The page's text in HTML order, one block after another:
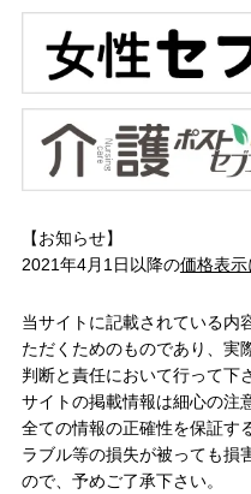
【お知らせ】
2021年4月1日以降の価格表
当サイトに記載されている内
ただくためのものであり、実
判断と責任において行って下
サイトの掲載情報は細心の注
全ての情報の正確性を保証す
ラブル等の損失が被っても損
ので、予めご了承下さい。